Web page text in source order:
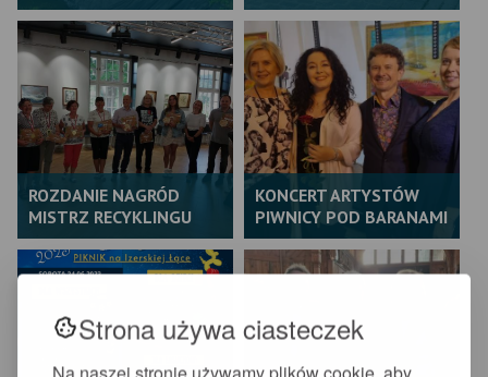
Strona używa ciasteczek
ROZDANIE NAGRÓD
MISTRZ RECYKLINGU
KONCERT ARTYSTÓW
PIWNICY POD BARANAMI